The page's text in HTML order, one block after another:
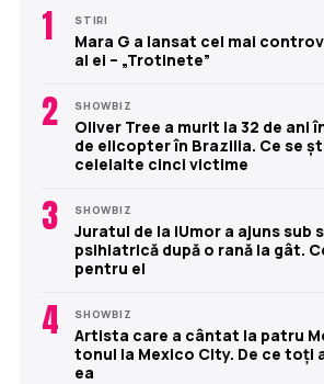
1 STIRI
Mara G a lansat cel mai
al ei – „Trotinete”
2 SHOWBIZ
Oliver Tree a murit la 32 de ani
de elicopter în Brazilia. Ce se
celelalte cinci victime
3 SHOWBIZ
Juratul de la iUmor a ajuns sub
psihiatrică după o rană la gât.
pentru el
4 SHOWBIZ
Artista care a cântat la patru
tonul la Mexico City. De ce toți
ea